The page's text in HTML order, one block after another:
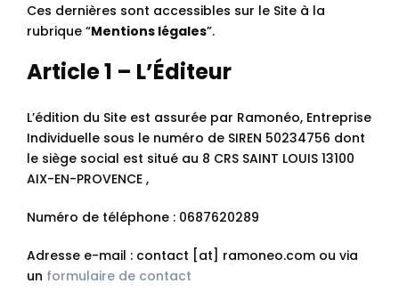
Ces dernières sont accessibles sur le Site à la
rubrique “Mentions légales”.
Article 1 – L’Éditeur
L’édition du Site est assurée par Ramonéo, Entreprise
Individuelle sous le numéro de SIREN 50234756 dont
le siège social est situé au 8 CRS SAINT LOUIS 13100
AIX-EN-PROVENCE ,
Numéro de téléphone : 0687620289
Adresse e-mail : contact [at] ramoneo.com ou via
un formulaire de contact